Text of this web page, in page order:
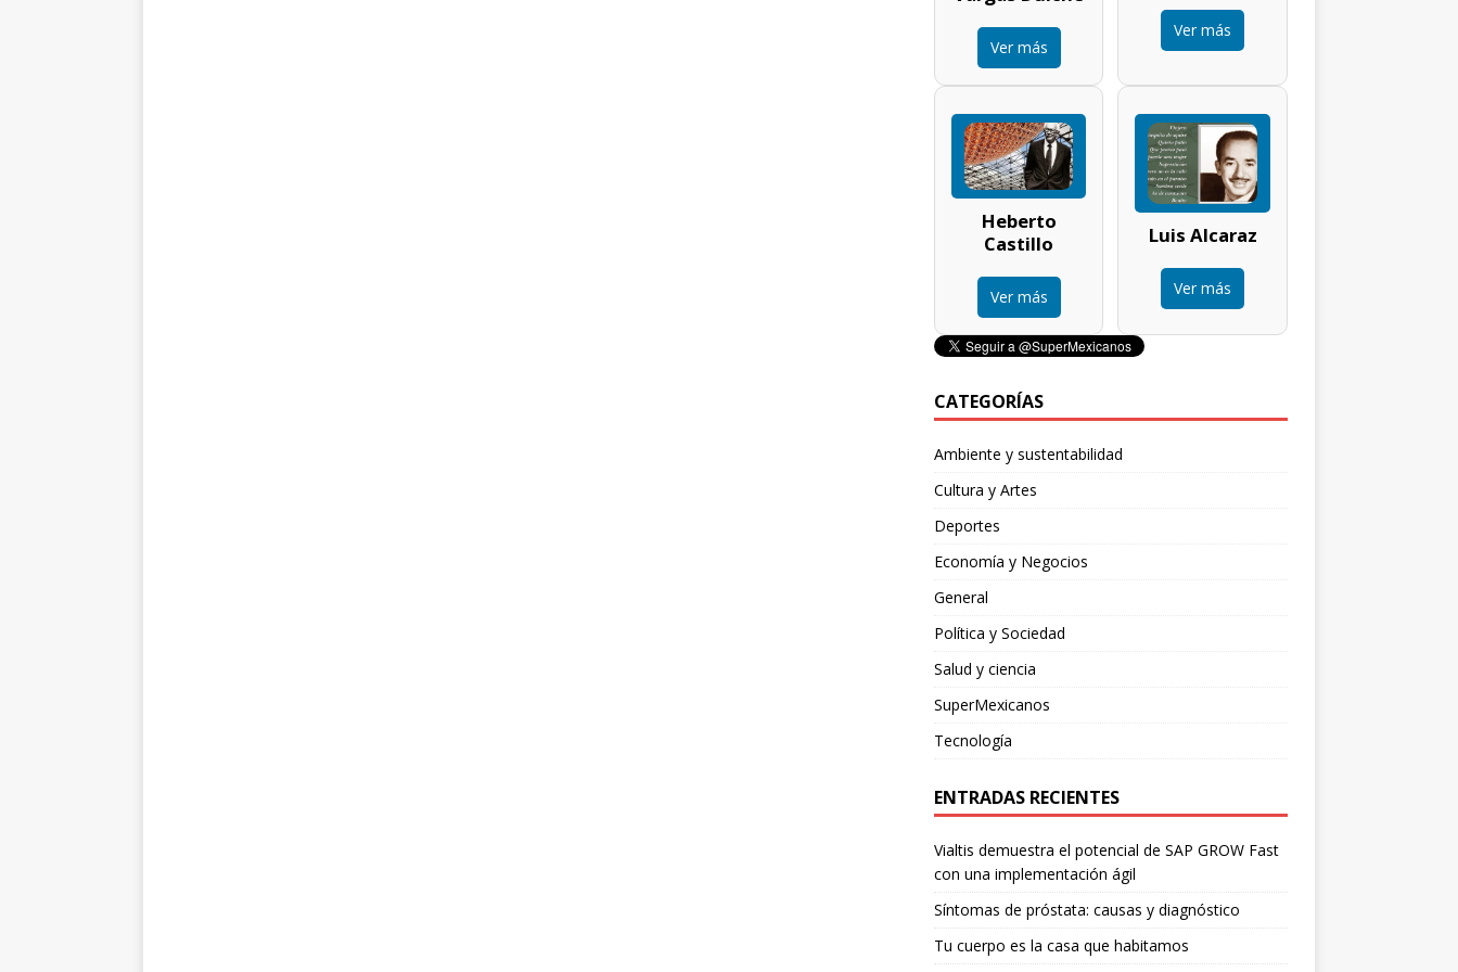
Ver más
Ver más
Heberto
Castillo
Ver más
Luis Alcaraz
Ver más
CATEGORÍAS
Ambiente y sustentabilidad
Cultura y Artes
Deportes
Economía y Negocios
General
Política y Sociedad
Salud y ciencia
SuperMexicanos
Tecnología
ENTRADAS RECIENTES
Vialtis demuestra el potencial de SAP GROW Fast
con una implementación ágil
Síntomas de próstata: causas y diagnóstico
Tu cuerpo es la casa que habitamos